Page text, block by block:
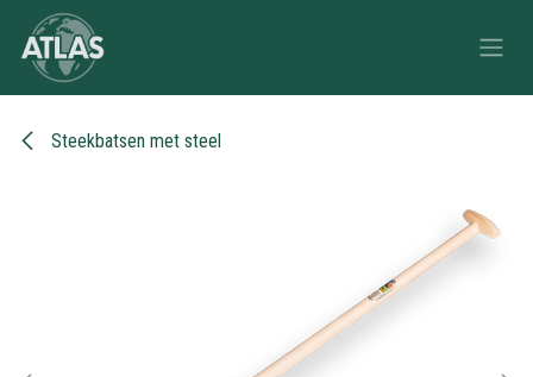
Overslaan naar inhoud
Steekbatsen met steel